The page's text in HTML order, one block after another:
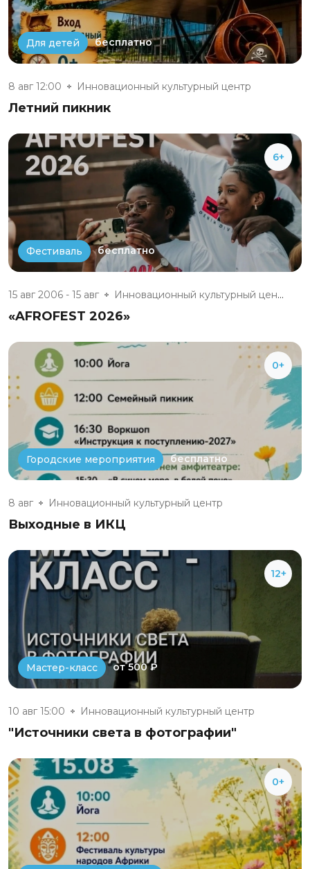
Для детей бесплатно
8 авг 12:00 Инновационный культурный центр
Летний пикник
6+
Фестиваль бесплатно
15 авг 2006 - 15 авг Инновационный культурный центр
«AFROFEST 2026»
0+
Городские мероприятия бесплатно
8 авг Инновационный культурный центр
Выходные в ИКЦ
12+
Мастер-класс от 500 ₽
10 авг 15:00 Инновационный культурный центр
"Источники света в фотографии"
0+